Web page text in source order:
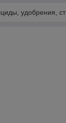
удобрения,